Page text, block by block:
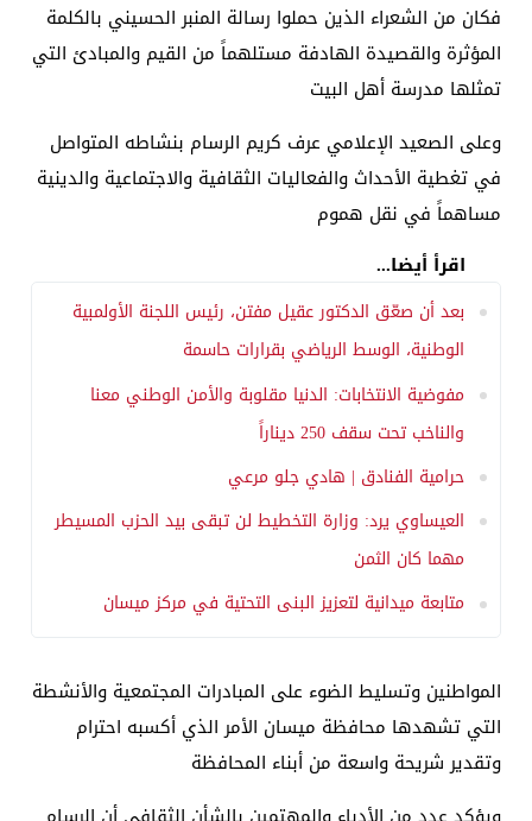
فكان من الشعراء الذين حملوا رسالة المنبر الحسيني بالكلمة
المؤثرة والقصيدة الهادفة مستلهماً من القيم والمبادئ التي
تمثلها مدرسة أهل البيت
وعلى الصعيد الإعلامي عرف كريم الرسام بنشاطه المتواصل
في تغطية الأحداث والفعاليات الثقافية والاجتماعية والدينية
مساهماً في نقل هموم
اقرأ أيضا...
بعد أن صعّق الدكتور عقيل مفتن، رئيس اللجنة الأولمبية
الوطنية، الوسط الرياضي بقرارات حاسمة
مفوضية الانتخابات: الدنيا مقلوبة والأمن الوطني معنا
والناخب تحت سقف 250 ديناراً
حرامية الفنادق | هادي جلو مرعي
العيساوي يرد: وزارة التخطيط لن تبقى بيد الحزب المسيطر
مهما كان الثمن
متابعة ميدانية لتعزيز البنى التحتية في مركز ميسان
المواطنين وتسليط الضوء على المبادرات المجتمعية والأنشطة
التي تشهدها محافظة ميسان الأمر الذي أكسبه احترام
وتقدير شريحة واسعة من أبناء المحافظة